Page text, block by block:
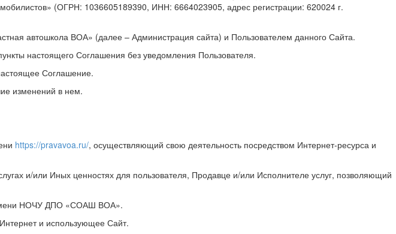
(ОГРН: 1036605189390, ИНН: 6664023905, адрес регистрации: 620024 г.
автошкола ВОА» (далее – Администрация сайта) и Пользователем данного Сайта.
настоящего Соглашения без уведомления Пользователя.
Соглашение.
изменений в нем.
https://pravavoa.ru/, осуществляющий свою деятельность посредством Интернет-ресурса и
и/или Иных ценностях для пользователя, Продавце и/или Исполнителе услуг, позволяющий
имени НОЧУ ДПО «СОАШ ВОА».
и использующее Сайт.